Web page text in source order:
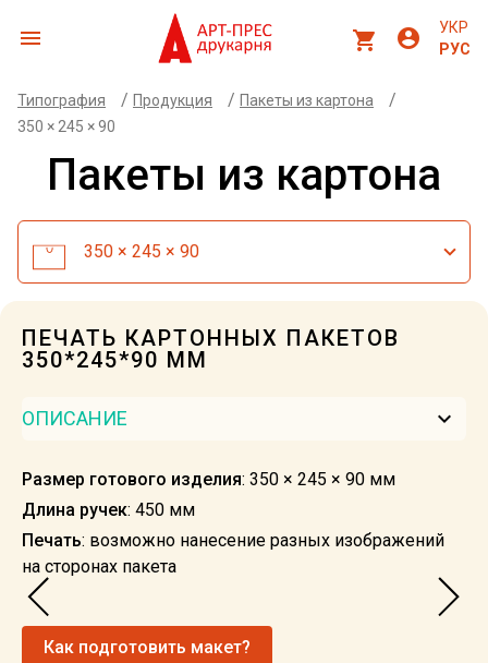
menu shopping_cart account_circle
УКР
РУС
Типография / Продукция / Пакеты из картона /
350 × 245 × 90
Пакеты из картона
350 × 245 × 90
ПЕЧАТЬ КАРТОННЫХ ПАКЕТОВ
350*245*90 ММ
ОПИСАНИЕ keyboard_arrow_down
Размер готового изделия: 350 × 245 × 90 мм
Длина ручек: 450 мм
Печать: возможно нанесение разных изображений
на сторонах пакета
Как подготовить макет?